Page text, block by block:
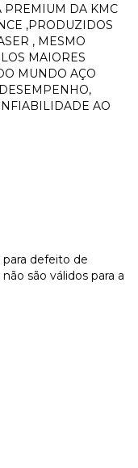
PREMIUM DA KMC
,PRODUZIDOS
, MESMO
MAIORES
MUNDO AÇO
AO
defeito de
são válidos para a